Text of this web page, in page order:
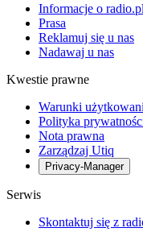
Informacje o radio.pl
Prasa
Reklamuj się u nas
Nadawaj u nas
Kwestie prawne
Warunki
Polityka
Nota prawna
Zarządzaj Utiq
Privacy-Manager
Serwis
Skontaktuj się z